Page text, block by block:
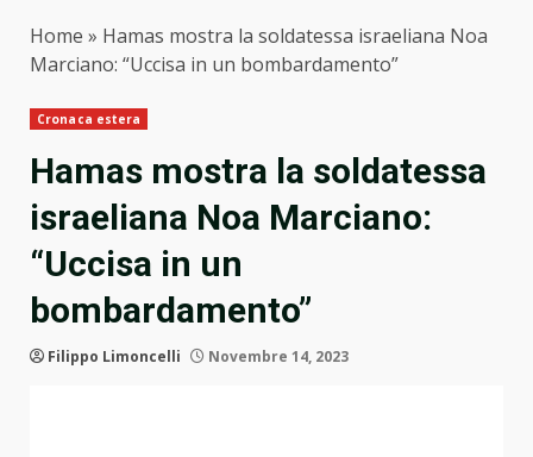
Home » Hamas mostra la soldatessa israeliana Noa
Marciano: “Uccisa in un bombardamento”
Cronaca estera
Hamas mostra la soldatessa
israeliana Noa Marciano:
“Uccisa in un
bombardamento”
Filippo Limoncelli Novembre 14, 2023